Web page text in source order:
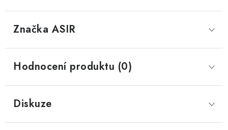
Značka ASIR
Hodnocení produktu (0)
Diskuze